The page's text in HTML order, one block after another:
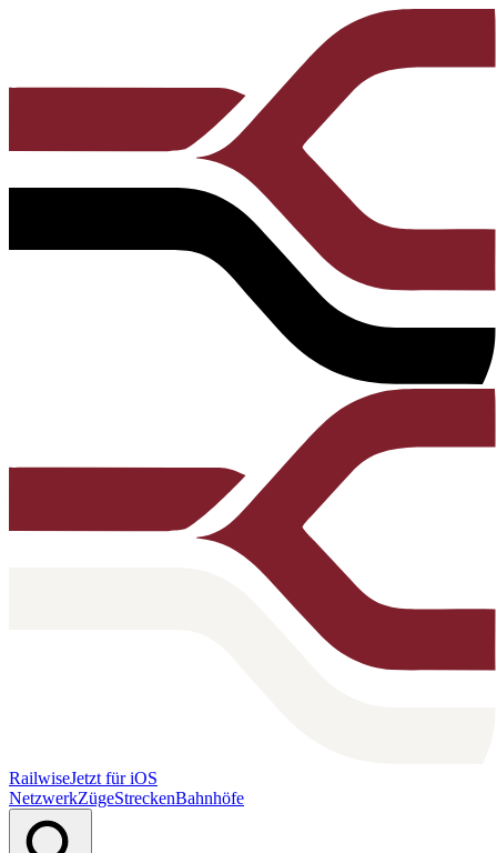
RailwiseJetzt für iOS
NetzwerkZügeStreckenBahnhöfe